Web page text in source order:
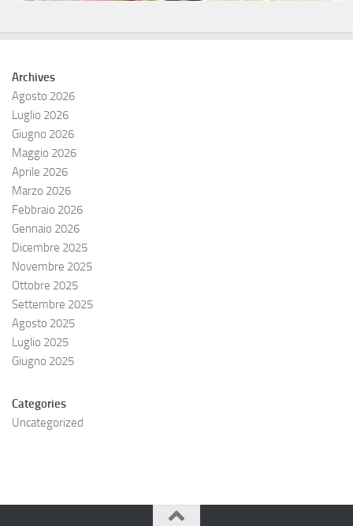
Archives
Agosto 2026
Luglio 2026
Giugno 2026
Maggio 2026
Aprile 2026
Marzo 2026
Febbraio 2026
Gennaio 2026
Dicembre 2025
Novembre 2025
Ottobre 2025
Settembre 2025
Agosto 2025
Luglio 2025
Giugno 2025
Categories
Uncategorized